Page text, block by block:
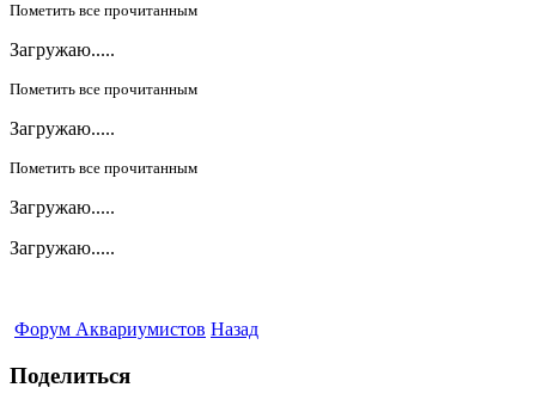
Пометить все прочитанным
Загружаю.....
Пометить все прочитанным
Загружаю.....
Пометить все прочитанным
Загружаю.....
Загружаю.....
Форум Аквариумистов Назад
Поделиться